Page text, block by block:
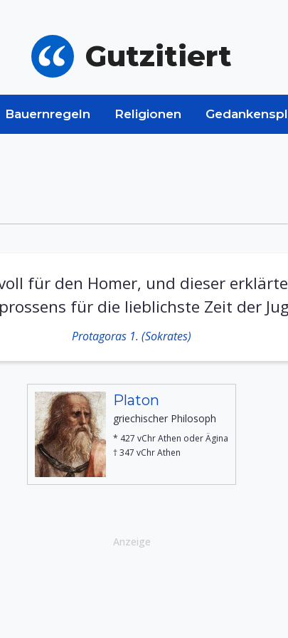
Gutzitiert
Bauernregeln Religionen
für den Homer, und dieser
für die lieblichste Zeit der
Protagoras 1. (Sokrates)
Platon
griechischer Philosoph
* 427 vChr Athen oder Ägina
† 347 vChr Athen
Anzeige